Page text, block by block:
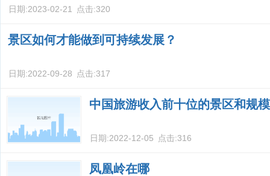
日期:2023-02-21 点击:320
景区如何才能做到可持续发展？
日期:2022-09-28 点击:317
中国旅游收入前十位的景区和规
日期:2022-12-05 点击:316
凤凰岭在哪